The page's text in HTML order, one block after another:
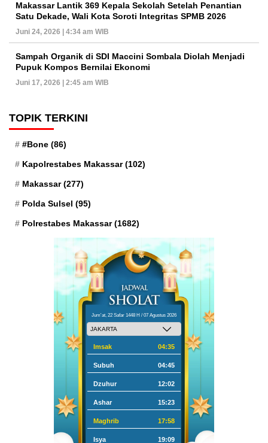
Makassar Lantik 369 Kepala Sekolah Setelah Penantian
Satu Dekade, Wali Kota Soroti Integritas SPMB 2026
Juni 24, 2026 | 4:34 am WIB
Sampah Organik di SDI Maccini Sombala Diolah Menjadi
Pupuk Kompos Bernilai Ekonomi
Juni 17, 2026 | 2:45 am WIB
TOPIK TERKINI
#Bone (86)
Kapolrestabes Makassar(102)
Makassar(277)
Polda Sulsel (95)
Polrestabes Makassar(1682)
Jum'at, 22 Safar 1448 H / 07 Agustus 2026
Imsak 04:35
Subuh 04:45
Dzuhur 12:02
Ashar 15:23
Maghrib 17:58
Isya 19:09